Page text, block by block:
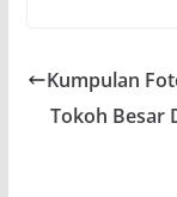
Kumpulan
Tokoh Besar